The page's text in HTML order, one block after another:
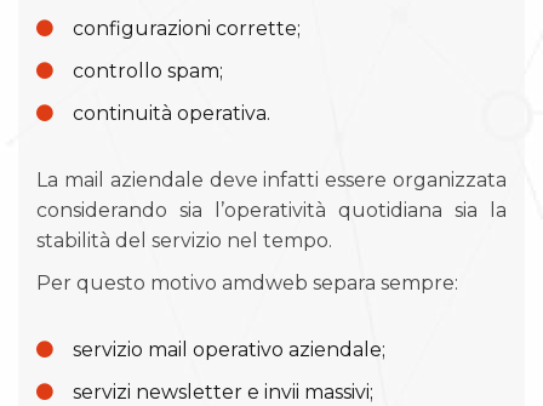
configurazioni corrette;
controllo spam;
continuità operativa.
La mail aziendale deve infatti essere organizzata
considerando sia l’operatività quotidiana sia la
stabilità del servizio nel tempo.
Per questo motivo amdweb separa sempre:
servizio mail operativo aziendale;
servizi newsletter e invii massivi;